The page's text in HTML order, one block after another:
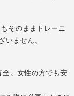
そのままトレーニ
いません。
全。女性の方でも安